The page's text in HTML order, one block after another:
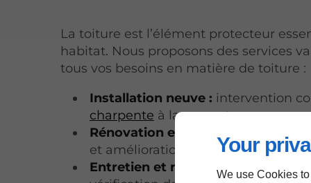
Your
We use Cookies
La toiture est l’élément protecteur
habitat. Nous proposons des services
tous vos besoins en matière de toiture :
Installation neuve : intervention
charpente à la couverture.
Rénovation et restauration :
et amélioration de l'étanchéité.
Entretien et réparation :